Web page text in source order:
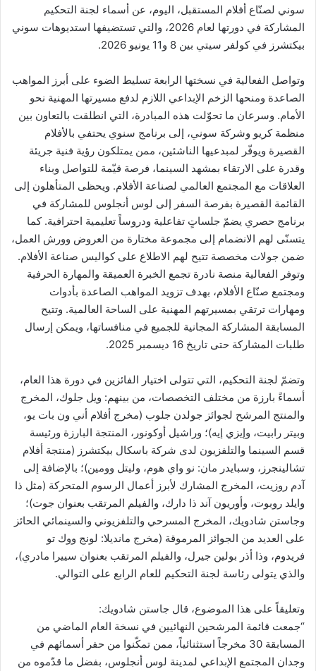
ي
سوني لصنّاع أفلام المستقبل، اليوم، عن أسماء لجنة التحكيم
المشاركة في دورتها لعام 2026، والتي تستضيفها استديوهات سوني
بيكتشرز في كولفر سيتي بين 8 و11 يونيو 2026.
وتواصل الفعالية في نسختها الرابعة تسليط الضوء على أبرز المواهب
الصاعدة ومنحها الزخم الإبداعي اللازم لدفع مسيرتها المهنية نحو
الأمام. وسرعان ما تحوّلت هذه المبادرة، التي انطلقت بالتعاون بين
منظمة كريو وشركة سوني، إلى برنامج سنوي يحتفي بالأفلام
القصيرة ويوفّر لمبدعيها الناشئين، ممن يمتلكون رؤية فنية جريئة
وقدرة على الارتقاء بمشهد السينما، فرصة قيّمة للتواصل وبناء
العلاقات مع المجتمع العالمي لصناعة الأفلام. ويحظى المتأهلون إلى
القائمة القصيرة بفرصة السفر إلى لوس أنجلوس للمشاركة في
برنامج حصري يضمّ جلساتٍ تفاعلية ودروساً تعليمية احترافية. كما
يتسنّى لهم الانضمام إلى مجموعة مختارة من العروض وورش العمل،
ضمن جولات مخصصة تتيح لهم الاطلاع على كواليس صناعة الأفلام.
وتوفر الفعالية منصة نادرة تجمع الخبرة العميقة والمهارة الحرفية
ومجتمع صنّاع الأفلام، بهدف تزويد المواهب الصاعدة بأدوات
ومهارات ترتقي بمسيرتهم المهنية على الساحة العالمية. وتتيح
المسابقة المشاركة المجانية للجميع في منافساتها، ويمكن إرسال
طلبات المشاركة حتى تاريخ 16 ديسمبر 2025.
وتضمّ لجنة التحكيم، التي تتولى اختيار الفائزين في دورة هذا العام،
أسماءً بارزة من مختلف التخصصات، من بينهم: ويل جلوك، المخرج
والمنتج المرشح لجوائز جولدن جلوب (مخرج أفلام أني ون بات يو،
وبيتر رابيت، وإيزي إيه)؛ وراشيل أوكونور، المنتجة البارزة ورئيسة
قسم السينما والتلفزيون لدى شركة باسكال بيكتشرز (منتجة أفلام
تشالينجرز، وسبايدر مان: نو واي هوم، وليتل وومين)؛ بالإضافة إلى
آدم روزيت، المخرج المشارك لأبرز أعمال الرسوم المتحركة (مثل ذا
وايلد روبوت، وأوريون آند ذا دارك، والفيلم المرتقب بعنوان جوت)؛
وجاستن شادويك، المخرج المسرحي والتلفزيوني والسينمائي الحائز
على العديد من الجوائز المرموقة (مخرج مانديلا: لونج ووك تو
فريدوم، وذا أذر بولين جيرل، والفيلم المرتقب بعنوان سييرا مادري)،
والذي يتولى رئاسة لجنة التحكيم للعام الرابع على التوالي.
وتعليقاً على هذا الموضوع، قال جاستن شادويك:
“جمعت قائمة المرشحين النهائيين في نسخة العام الماضي من
المسابقة 30 مخرجاً استثنائياً، ممن تمكّنوا من حفر أسمائهم في
وجدان المجتمع الإبداعي لمدينة لوس أنجلوس، بفضل ما قدّموه من